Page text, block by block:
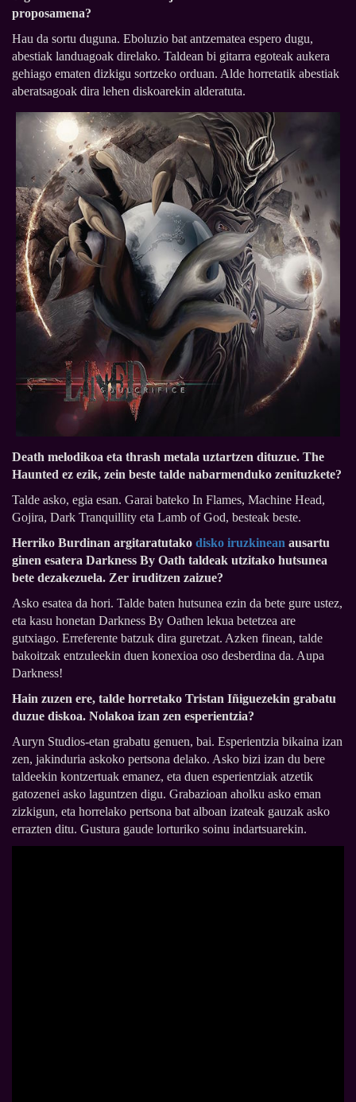
proposamena?
Hau da sortu duguna. Eboluzio bat antzematea espero dugu,
abestiak landuagoak direlako. Taldean bi gitarra egoteak aukera
gehiago ematen dizkigu sortzeko orduan. Alde horretatik abestiak
aberatsagoak dira lehen diskoarekin alderatuta.
Death melodikoa eta thrash metala uztartzen dituzue. The
Haunted ez ezik, zein beste talde nabarmenduko zenituzkete?
Talde asko, egia esan. Garai bateko In Flames, Machine Head,
Gojira, Dark Tranquillity eta Lamb of God, besteak beste.
Herriko Burdinan argitaratutako disko iruzkinean ausartu
ginen esatera Darkness By Oath taldeak utzitako hutsunea
bete dezakezuela. Zer iruditzen zaizue?
Asko esatea da hori. Talde baten hutsunea ezin da bete gure ustez,
eta kasu honetan Darkness By Oathen lekua betetzea are
gutxiago. Erreferente batzuk dira guretzat. Azken finean, talde
bakoitzak entzuleekin duen konexioa oso desberdina da. Aupa
Darkness!
Hain zuzen ere, talde horretako Tristan Iñiguezekin grabatu
duzue diskoa. Nolakoa izan zen esperientzia?
Auryn Studios-etan grabatu genuen, bai. Esperientzia bikaina izan
zen, jakinduria askoko pertsona delako. Asko bizi izan du bere
taldeekin kontzertuak emanez, eta duen esperientziak atzetik
gatozenei asko laguntzen digu. Grabazioan aholku asko eman
zizkigun, eta horrelako pertsona bat alboan izateak gauzak asko
errazten ditu. Gustura gaude lorturiko soinu indartsuarekin.